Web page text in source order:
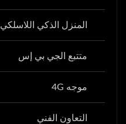
المنزل الذكي اللاسلكي
متتبع الجي بي إس
موجه 4G
التعاون الفني